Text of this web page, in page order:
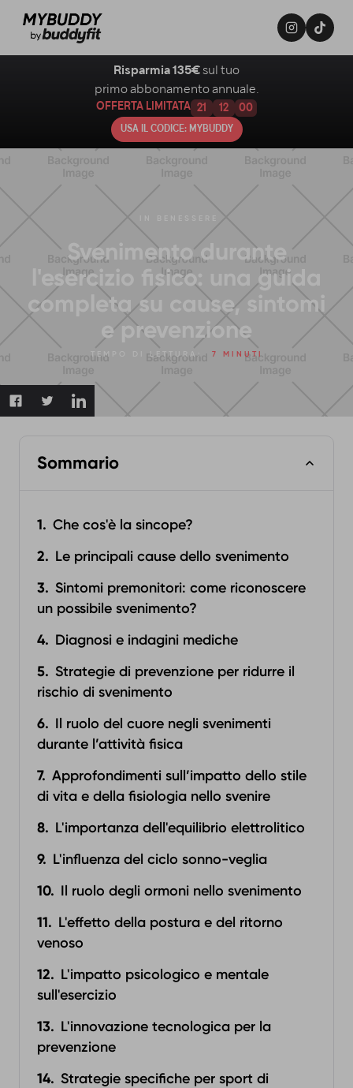
Svenimento durante
l'esercizio fisico: una guida
completa su cause, sintomi
e prevenzione
TEMPO DI LETTURA: 7 MINUTI
Sommario
Che cos'è la sincope?
Le principali cause dello svenimento
Sintomi premonitori: come riconoscere
un possibile svenimento?
Diagnosi e indagini mediche
Strategie di prevenzione per ridurre il
rischio di svenimento
Il ruolo del cuore negli svenimenti
durante l’attività fisica
Approfondimenti sull’impatto dello stile
di vita e della fisiologia nello svenire
L'importanza dell'equilibrio elettrolitico
L'influenza del ciclo sonno-veglia
Il ruolo degli ormoni nello svenimento
L'effetto della postura e del ritorno
venoso
L'impatto psicologico e mentale
sull'esercizio
L'innovazione tecnologica per la
prevenzione
Strategie specifiche per sport di
Risparmia 135€ sul tuo
primo abbonamento annuale.
OFFERTA LIMITATA 21 11 59
USA IL CODICE: MYBUDDY